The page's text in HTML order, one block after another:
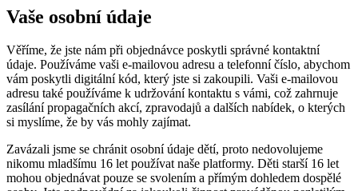
Vaše osobní údaje
Věříme, že jste nám při objednávce poskytli správné kontaktní
údaje. Používáme vaši e-mailovou adresu a telefonní číslo, abychom
vám poskytli digitální kód, který jste si zakoupili. Vaši e-mailovou
adresu také používáme k udržování kontaktu s vámi, což zahrnuje
zasílání propagačních akcí, zpravodajů a dalších nabídek, o kterých
si myslíme, že by vás mohly zajímat.
Zavázali jsme se chránit osobní údaje dětí, proto nedovolujeme
nikomu mladšímu 16 let používat naše platformy. Děti starší 16 let
mohou objednávat pouze se svolením a přímým dohledem dospělé